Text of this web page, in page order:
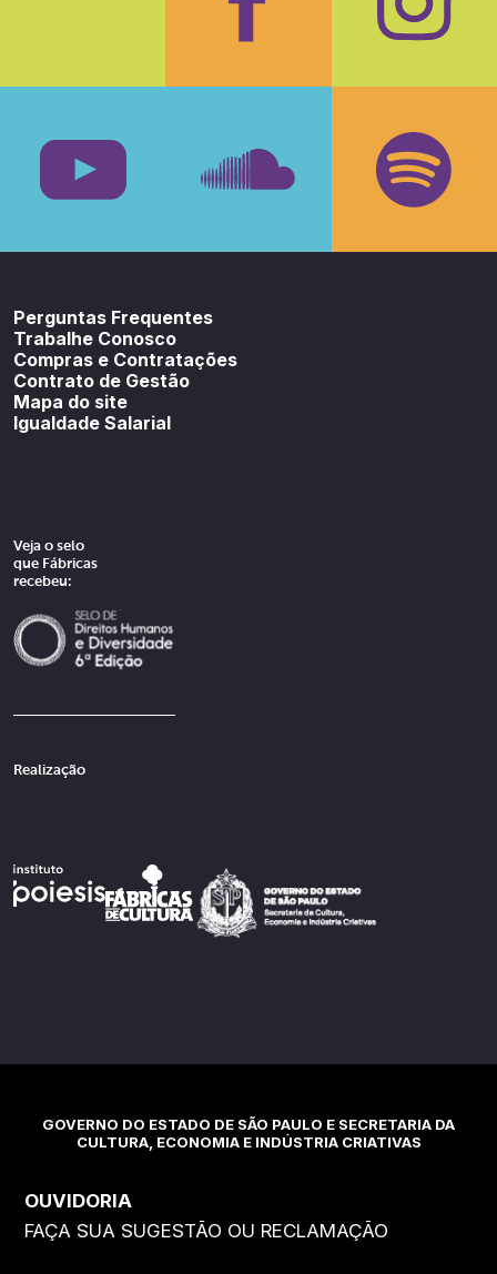
Facebook
Perguntas Frequentes
Trabalhe Conosco
Compras e Contratações
Contrato de Gestão
Mapa do site
Igualdade Salarial
Veja o selo
que Fábricas
recebeu:
Realização
GOVERNO DO ESTADO DE SÃO PAULO E SECRETARIA DA
CULTURA, ECONOMIA E INDÚSTRIA CRIATIVAS
OUVIDORIA
FAÇA SUA SUGESTÃO OU RECLAMAÇÃO